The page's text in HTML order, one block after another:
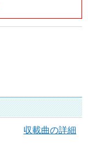
収載曲の詳細